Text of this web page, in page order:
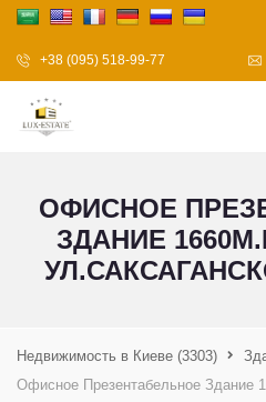
+38 (095) 518-99-77
ОФИСНОЕ
ЗДАНИЕ
Недвижимость в Киеве (3303)
Офисное Презентабельное Здание